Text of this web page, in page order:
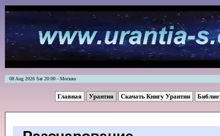
08 Aug 2026 Sat 20:00 - Москва
Главная Урантия Скачать Книгу Урантии